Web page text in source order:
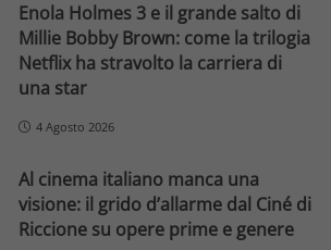
Enola Holmes 3 e il grande salto di
Millie Bobby Brown: come la trilogia
Netflix ha stravolto la carriera di
una star
4 Agosto 2026
Al cinema italiano manca una
visione: il grido d’allarme dal Ciné di
Riccione su opere prime e genere